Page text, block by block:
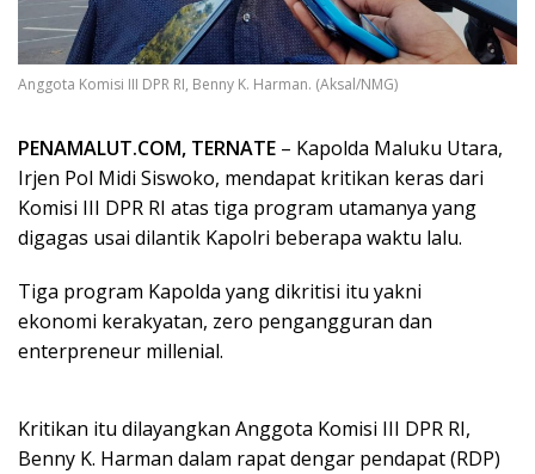
Anggota Komisi III DPR RI, Benny K. Harman. (Aksal/NMG)
PENAMALUT.COM, TERNATE – Kapolda Maluku Utara,
Irjen Pol Midi Siswoko, mendapat kritikan keras dari
Komisi III DPR RI atas tiga program utamanya yang
digagas usai dilantik Kapolri beberapa waktu lalu.
Tiga program Kapolda yang dikritisi itu yakni
ekonomi kerakyatan, zero pengangguran dan
enterpreneur millenial.
Kritikan itu dilayangkan Anggota Komisi III DPR RI,
Benny K. Harman dalam rapat dengar pendapat (RDP)